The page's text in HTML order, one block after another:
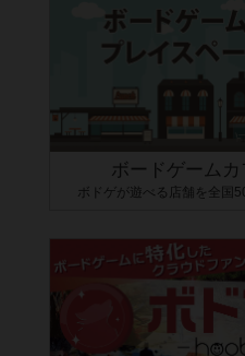
ボードゲームカ
ボドゲが遊べる店舗を全国